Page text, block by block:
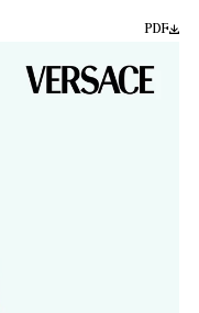
PDF